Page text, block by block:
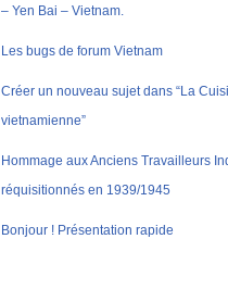
– Yen Bai – Vietnam.
Les bugs de forum Vietnam
Créer un nouveau sujet dans “La
vietnamienne”
Hommage aux Anciens Travailleurs
réquisitionnés en 1939/1945
Bonjour ! Présentation rapide